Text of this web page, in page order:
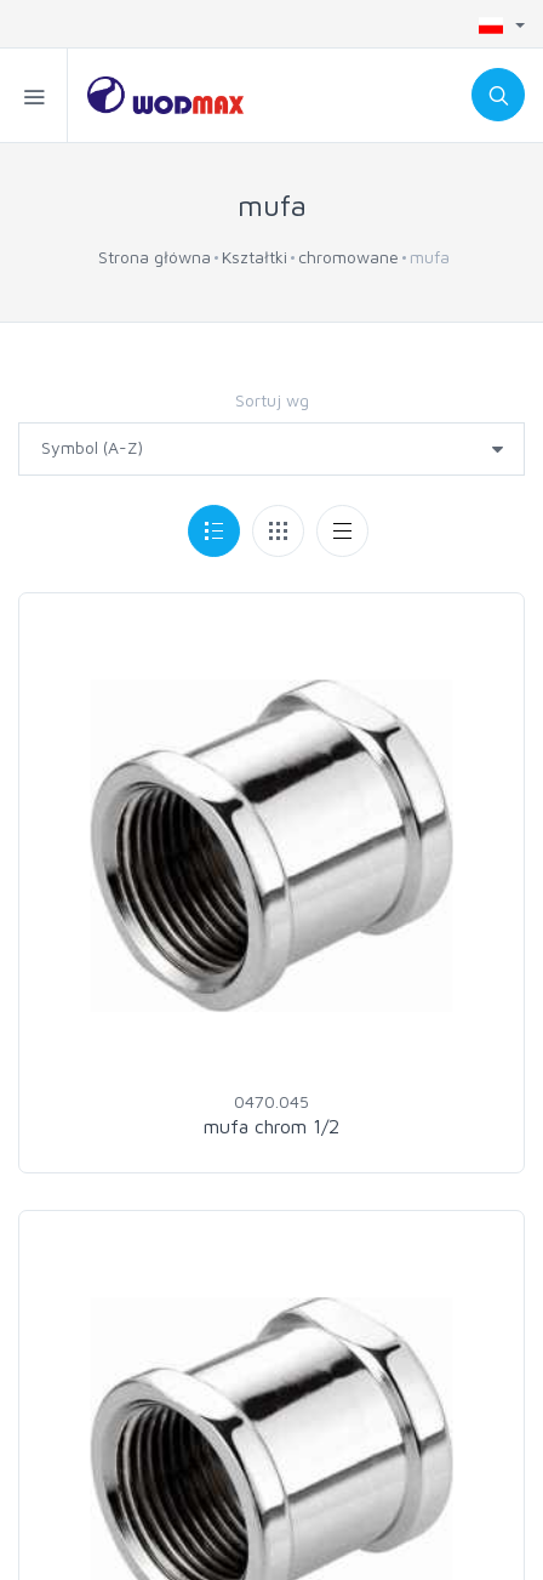
mufa
Strona główna Kształtki chromowane mufa
Sortuj wg
0470.045
mufa chrom 1/2